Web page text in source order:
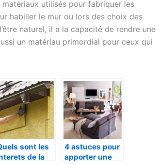
matériaux utilisés pour fabriquer les
habiller le mur ou lors des choix des
naturel, il a la capacité de rendre une
un matériau primordial pour ceux qui
sont les
de la
4 astuces pour
apporter une